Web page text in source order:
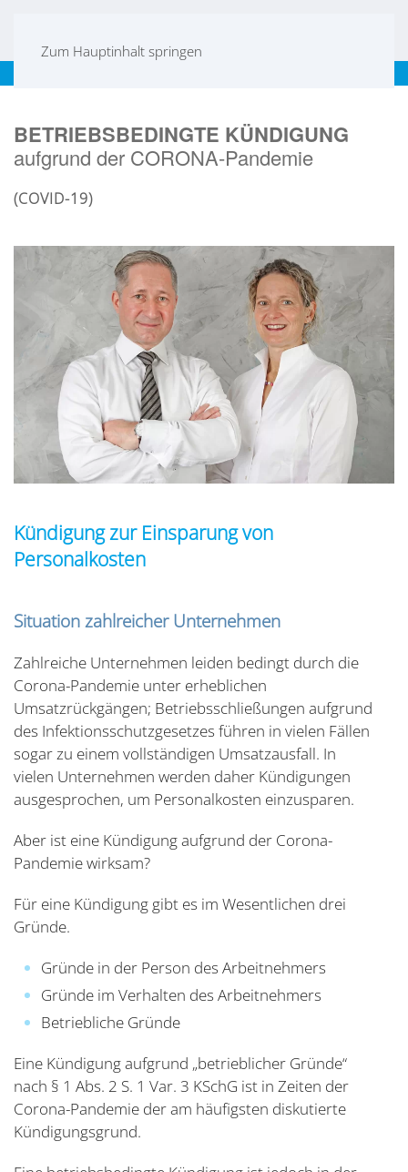
Zum Hauptinhalt springen
BETRIEBSBEDINGTE KÜNDIGUNG
aufgrund der CORONA-Pandemie
(COVID-19)
Kündigung zur Einsparung von
Personalkosten
Situation zahlreicher Unternehmen
Zahlreiche Unternehmen leiden bedingt durch die
Corona-Pandemie unter erheblichen
Umsatzrückgängen; Betriebsschließungen aufgrund
des Infektionsschutzgesetzes führen in vielen Fällen
sogar zu einem vollständigen Umsatzausfall. In
vielen Unternehmen werden daher Kündigungen
ausgesprochen, um Personalkosten einzusparen.
Aber ist eine Kündigung aufgrund der Corona-
Pandemie wirksam?
Für eine Kündigung gibt es im Wesentlichen drei
Gründe.
Gründe in der Person des Arbeitnehmers
Gründe im Verhalten des Arbeitnehmers
Betriebliche Gründe
Eine Kündigung aufgrund „betrieblicher Gründe“
nach § 1 Abs. 2 S. 1 Var. 3 KSchG ist in Zeiten der
Corona-Pandemie der am häufigsten diskutierte
Kündigungsgrund.